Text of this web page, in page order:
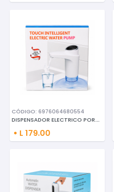
CÓDIGO: 6976064680554
DISPENSADOR ELECTRICO PORTATIL
L 179.00